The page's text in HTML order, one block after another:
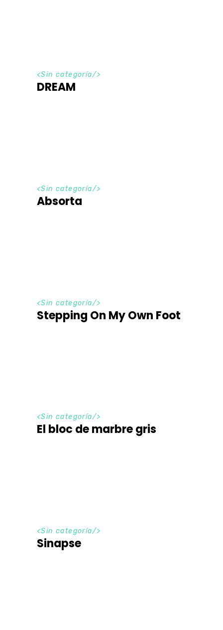
<Sin categoría/>
DREAM
<Sin categoría/>
Absorta
<Sin categoría/>
Stepping On My Own Foot
<Sin categoría/>
El bloc de marbre gris
<Sin categoría/>
Sinapse